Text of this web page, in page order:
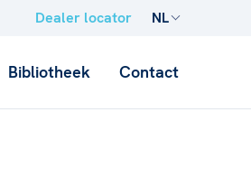
Bibliotheek Contact
Dealer locator NL